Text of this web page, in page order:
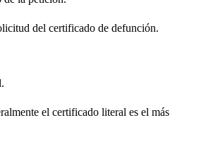
del certificado de defunción.
el certificado literal es el más